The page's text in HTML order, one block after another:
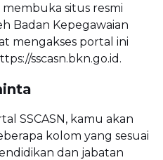
situs resmi
Badan Kepegawaian
mengakses portal ini
sscasn.bkn.go.id.
SSCASN, kamu akan
kolom yang sesuai
dan jabatan